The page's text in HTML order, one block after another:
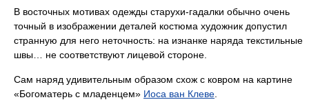
В восточных мотивах одежды старухи-гадалки обычно очень
точный в изображении деталей костюма художник допустил
странную для него неточность: на изнанке наряда текстильные
швы… не соответствуют лицевой стороне.
Сам наряд удивительным образом схож с ковром на картине
«Богоматерь с младенцем» Иоса ван Клеве